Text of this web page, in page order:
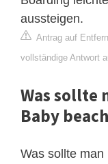
aussteigen.
Antrag auf
vollständige Antwort
Was sollte
Baby
Was sollte